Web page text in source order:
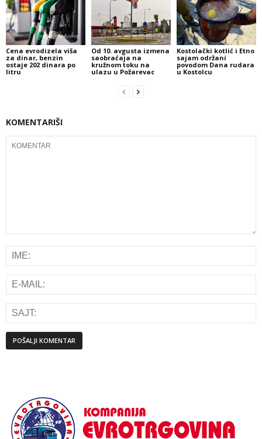
Cena evrodizela viša
za dinar, benzin
ostaje 202 dinara po
litru
Od 10. avgusta izmena
saobraćaja na
kružnom toku na
ulazu u Požarevac
Kostolački kotlić i Etno
sajam održani
povodom Dana rudara
u Kostolcu
KOMENTARIŠI